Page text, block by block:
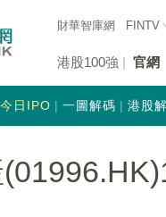
財華智庫網 FINTV
港股100強 官網
今日IPO 一圖解碼 港股